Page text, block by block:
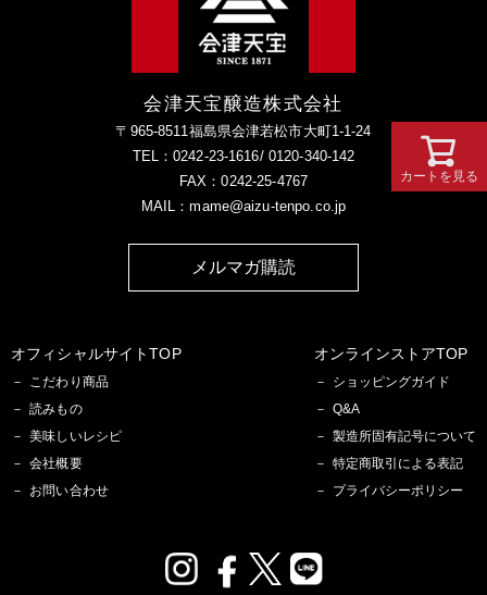
会津天宝醸造株式会社
〒965-8511福島県会津若松市大町1-1-24
TEL：0242-23-1616/ 0120-340-142
FAX：0242-25-4767
MAIL：mame@aizu-tenpo.co.jp
メルマガ購読
オフィシャルサイトTOP
こだわり商品
読みもの
美味しいレシピ
会社概要
お問い合わせ
オンラインストアTOP
ショッピングガイド
Q&A
製造所固有記号について
特定商取引による表記
プライバシーポリシー
カートを見る